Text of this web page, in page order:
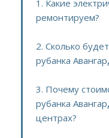
1. Какие
ремонтируем?
2. Сколько
рубанка
3. Почему
рубанка
центрах?